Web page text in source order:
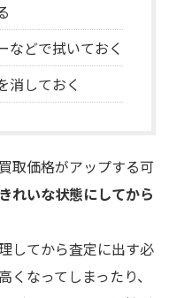
などで拭いておく
消しておく
取価格がアップする可
れいな状態にしてから
してから査定に出す必
なってしまったり、